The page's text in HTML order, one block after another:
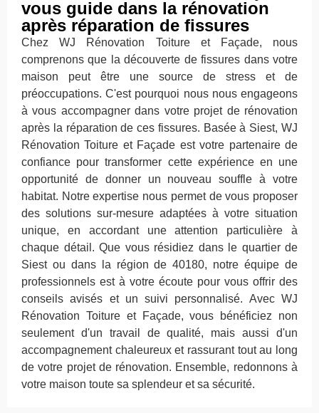
vous guide dans la rénovation
après réparation de fissures
Chez WJ Rénovation Toiture et Façade, nous
comprenons que la découverte de fissures dans votre
maison peut être une source de stress et de
préoccupations. C'est pourquoi nous nous engageons
à vous accompagner dans votre projet de rénovation
après la réparation de ces fissures. Basée à Siest, WJ
Rénovation Toiture et Façade est votre partenaire de
confiance pour transformer cette expérience en une
opportunité de donner un nouveau souffle à votre
habitat. Notre expertise nous permet de vous proposer
des solutions sur-mesure adaptées à votre situation
unique, en accordant une attention particulière à
chaque détail. Que vous résidiez dans le quartier de
Siest ou dans la région de 40180, notre équipe de
professionnels est à votre écoute pour vous offrir des
conseils avisés et un suivi personnalisé. Avec WJ
Rénovation Toiture et Façade, vous bénéficiez non
seulement d'un travail de qualité, mais aussi d'un
accompagnement chaleureux et rassurant tout au long
de votre projet de rénovation. Ensemble, redonnons à
votre maison toute sa splendeur et sa sécurité.